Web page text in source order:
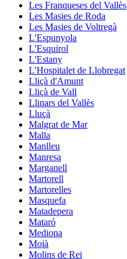
Les Franqueses del Vallès
Les Masies de Roda
Les Masies de Voltregà
L'Espunyola
L'Esquirol
L'Estany
L'Hospitalet de Llobregat
Lliçà d'Amunt
Lliçà de Vall
Llinars del Vallès
Lluçà
Malgrat de Mar
Malla
Manlleu
Manresa
Marganell
Martorell
Martorelles
Masquefa
Matadepera
Mataró
Mediona
Moià
Molins de Rei